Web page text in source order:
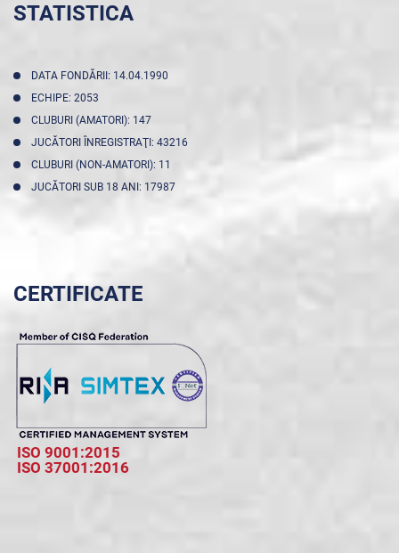
STATISTICA
DATA FONDĂRII: 14.04.1990
ECHIPE: 2053
CLUBURI (AMATORI): 147
JUCĂTORI ÎNREGISTRAŢI: 43216
CLUBURI (NON-AMATORI): 11
JUCĂTORI SUB 18 ANI: 17987
CERTIFICATE
ISO 9001:2015
ISO 37001:2016